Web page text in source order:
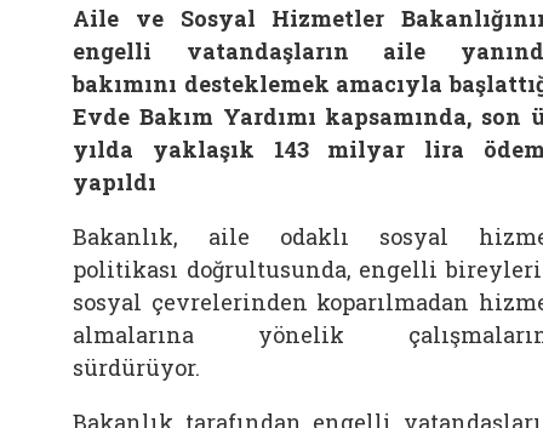
Aile ve Sosyal Hizmetler
engelli vatandaşların aile
bakımını desteklemek amacıyla
Evde Bakım Yardımı kapsamında, son
yılda yaklaşık 143 milyar lira
yapıldı
Bakanlık, aile odaklı sosyal
politikası doğrultusunda, engelli
sosyal çevrelerinden koparılmadan
almalarına yönelik
sürdürüyor.
Bakanlık tarafından engelli